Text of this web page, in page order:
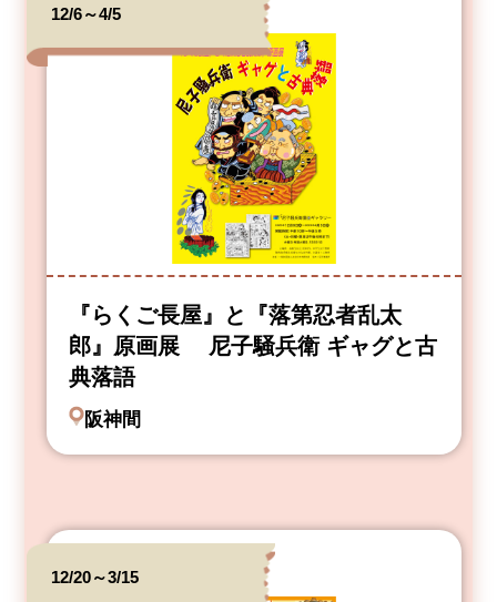
12/6～4/5
『らくご長屋』と『落第忍者乱太
郎』原画展 尼子騒兵衛 ギャグと古
典落語
阪神間
12/20～3/15